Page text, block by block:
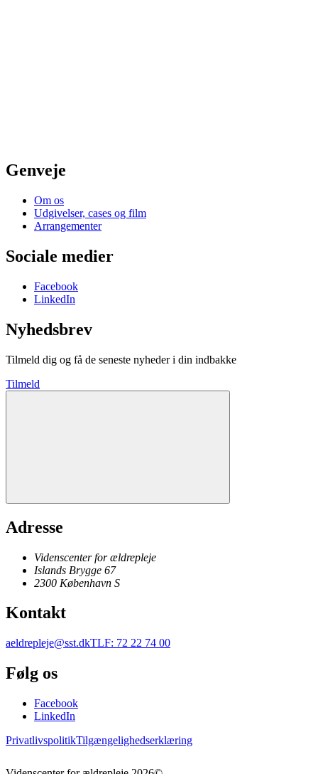
Genveje
Om os
Udgivelser, cases og film
Arrangementer
Sociale medier
Facebook
LinkedIn
Nyhedsbrev
Tilmeld dig og få de seneste nyheder i din indbakke
Tilmeld
Adresse
Videnscenter for ældrepleje
Islands Brygge 67
2300 København S
Kontakt
aeldrepleje@sst.dkTLF: 72 22 74 00
Følg os
Facebook
LinkedIn
PrivatlivspolitikTilgængelighedserklæring